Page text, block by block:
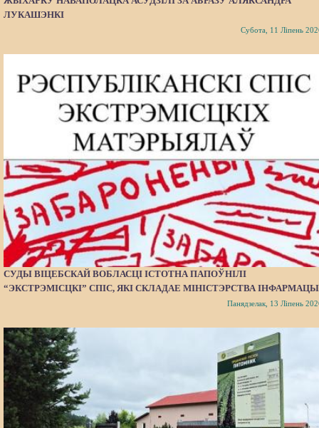
ЛУКАШЭНКІ
Субота, 11 Ліпень
СУДЫ ВІЦЕБСКАЙ ВОБЛАСЦІ ІСТОТНА ПАПОЎНІЛІ
“ЭКСТРЭМІСЦКІ” СПІС, ЯКІ СКЛАДАЕ МІНІСТЭРСТВА
Панядзелак, 13 Ліпень